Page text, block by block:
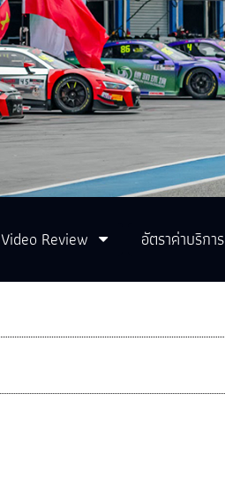
Video Review อัตราค่าบริการ